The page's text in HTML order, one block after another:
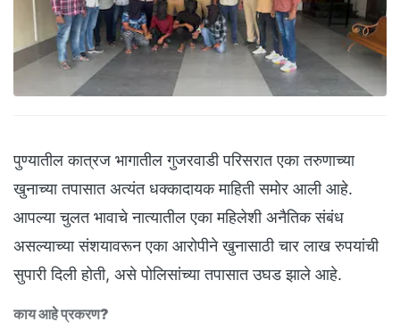
पुण्यातील कात्रज भागातील गुजरवाडी परिसरात एका तरुणाच्या
खुनाच्या तपासात अत्यंत धक्कादायक माहिती समोर आली आहे.
आपल्या चुलत भावाचे नात्यातील एका महिलेशी अनैतिक संबंध
असल्याच्या संशयावरून एका आरोपीने खुनासाठी चार लाख रुपयांची
सुपारी दिली होती, असे पोलिसांच्या तपासात उघड झाले आहे.
काय आहे प्रकरण?